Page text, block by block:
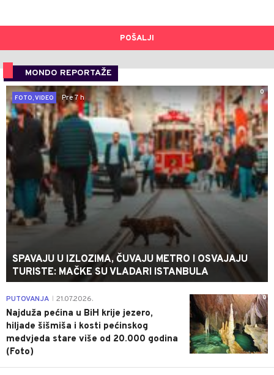
POŠALJI
MONDO REPORTAŽE
0
FOTO, VIDEO
Pre 7 h
SPAVAJU U IZLOZIMA, ČUVAJU METRO I OSVAJAJU
TURISTE: MAČKE SU VLADARI ISTANBULA
0
PUTOVANJA 21.07.2026.
Najduža pećina u BiH krije jezero,
hiljade šišmiša i kosti pećinskog
medvjeda stare više od 20.000 godina
(Foto)